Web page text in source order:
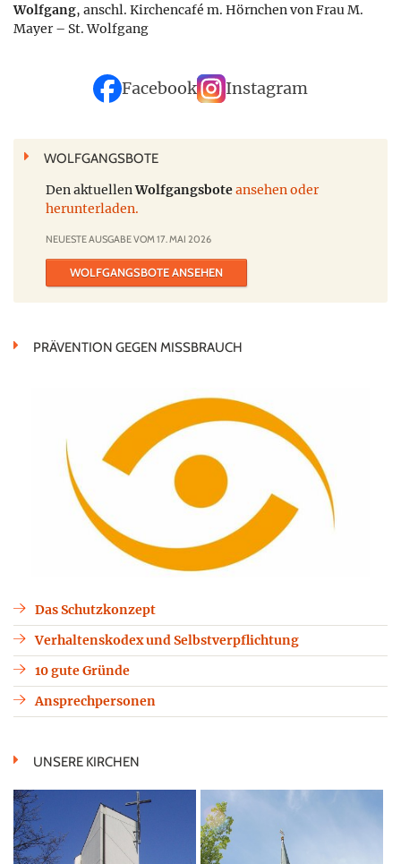
Wolfgang, anschl. Kirchencafé m. Hörnchen von Frau M.
Mayer – St. Wolfgang
Facebook Instagram
WOLFGANGSBOTE
Den aktuellenWolfgangsboteansehen oder
herunterladen.
NEUESTE AUSGABE VOM 17. MAI 2026
WOLFGANGSBOTE ANSEHEN
PRÄVENTION GEGEN MISSBRAUCH
Das Schutzkonzept
Verhaltenskodex und Selbstverpflichtung
10 gute Gründe
Ansprechpersonen
UNSERE KIRCHEN